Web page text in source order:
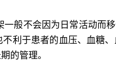
般不会因为日常活动而
利于患者的血压、血糖
的管理。